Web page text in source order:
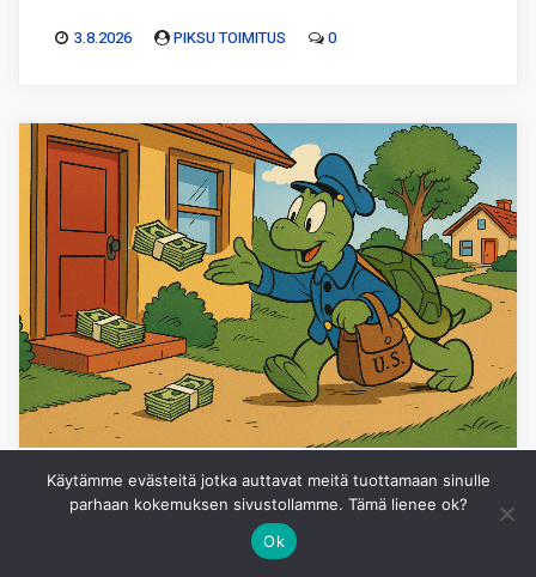
3.8.2026 PIKSU TOIMITUS 0
SIJOITTAMINEN
Uudet kuviot, tuttu osinkovirta
Käytämme evästeitä jotka auttavat meitä tuottamaan sinulle
parhaan kokemuksen sivustollamme. Tämä lienee ok?
Ok